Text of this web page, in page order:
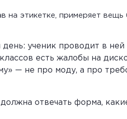
на этикетке, примеряет
ученик проводит в ней
есть жалобы на
— не про моду, а про
отвечать форма,